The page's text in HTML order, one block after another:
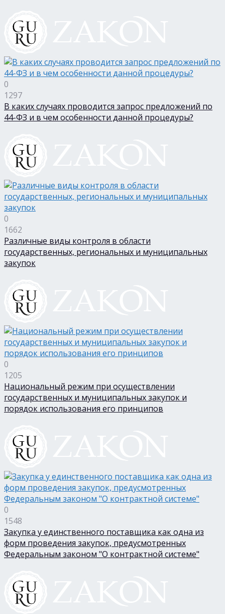
0
1297
В каких случаях проводится запрос предложений по
44-ФЗ и в чем особенности данной процедуры?
0
1662
Различные виды контроля в области
государственных, региональных и муниципальных
закупок
0
1205
Национальный режим при осуществлении
государственных и муниципальных закупок и
порядок использования его принципов
0
1548
Закупка у единственного поставщика как одна из
форм проведения закупок, предусмотренных
Федеральным законом "О контрактной системе"